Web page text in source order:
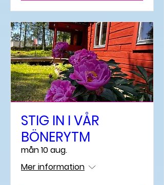
STIG IN I VÅR
BÖNERYTM
mån 10 aug.
Mer information